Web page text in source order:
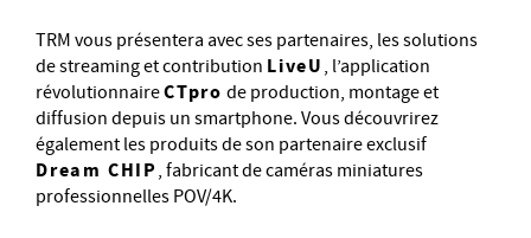
TRM vous présentera avec ses partenaires, les solutions
de streaming et contribution LiveU , l’application
révolutionnaireCTpro de production, montage et
diffusion depuis un smartphone. Vous découvrirez
également les produits de son partenaire exclusif
Dream CHIP , fabricant de caméras miniatures
professionnelles POV/4K.